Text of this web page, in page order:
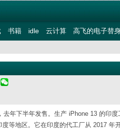
书籍 idle 云计算 高飞的电子替
年下半年发售。生产 iPhone 13 的印
等地区。它在印度的代工厂从 2017 年